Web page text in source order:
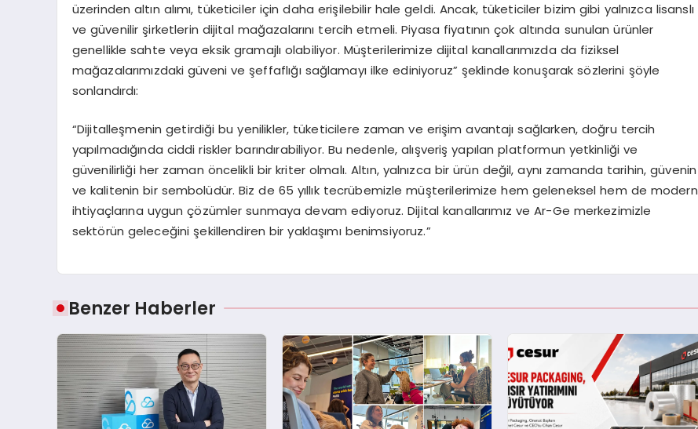
üzerinden altın alımı, tüketiciler için daha erişilebilir hale geldi. Ancak, tüketiciler bizim gibi yalnızca lisanslı
ve güvenilir şirketlerin dijital mağazalarını tercih etmeli. Piyasa fiyatının çok altında sunulan ürünler
genellikle sahte veya eksik gramajlı olabiliyor. Müşterilerimize dijital kanallarımızda da fiziksel
mağazalarımızdaki güveni ve şeffaflığı sağlamayı ilke ediniyoruz” şeklinde konuşarak sözlerini şöyle
sonlandırdı:
“Dijitalleşmenin getirdiği bu yenilikler, tüketicilere zaman ve erişim avantajı sağlarken, doğru tercih
yapılmadığında ciddi riskler barındırabiliyor. Bu nedenle, alışveriş yapılan platformun yetkinliği ve
güvenilirliği her zaman öncelikli bir kriter olmalı. Altın, yalnızca bir ürün değil, aynı zamanda tarihin, güvenin
ve kalitenin bir sembolüdür. Biz de 65 yıllık tecrübemizle müşterilerimize hem geleneksel hem de modern
ihtiyaçlarına uygun çözümler sunmaya devam ediyoruz. Dijital kanallarımız ve Ar-Ge merkezimizle
sektörün geleceğini şekillendiren bir yaklaşımı benimsiyoruz.”
Benzer Haberler